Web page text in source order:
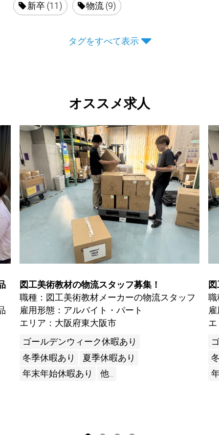
新卒 (11) 物流 (9)
タグをすべて表示
オススメ求人
図工美術教材の物流スタッフ募集！
職種：図工美術教材メーカーの物流スタッフ
雇用形態：アルバイト・パート
エリア：大阪府東大阪市
ゴールデンウィーク休暇あり
冬季休暇あり
夏季休暇あり
年末年始休暇あり
他...
職